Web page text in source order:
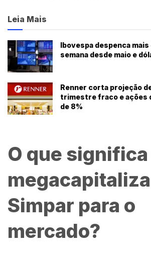
Leia Mais
Ibovespa despenca mais
semana desde maio e
Renner corta projeção
trimestre fraco e ações
de 8%
O que significa
Simpar para o
mercado?